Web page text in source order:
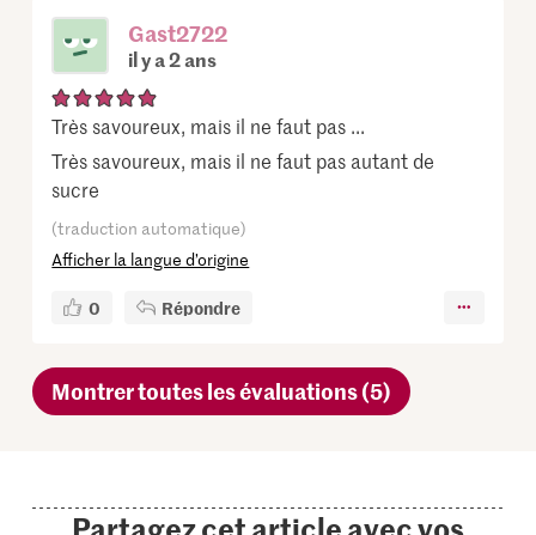
Gast2722
il y a 2 ans
Très savoureux, mais il ne faut pas ...
Très savoureux, mais il ne faut pas autant de
sucre
(traduction automatique)
Afficher la langue d’origine
0 Répondre
Montrer toutes les évaluations (5)